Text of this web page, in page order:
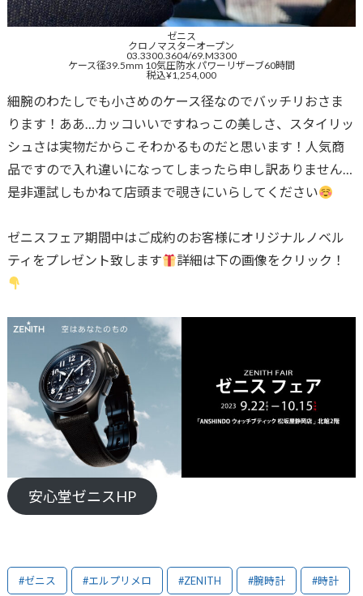
ゼニス
クロノマスターオープン
03.3300.3604/69.M3300
ケース径39.5mm 10気圧防水 パワーリザーブ60時間
税込¥1,254,000
細腕のわたしでも小さめのケース径なのでバッチリおさま
ります！ああ…カッコいいですねっこの美しさ、スタイリッ
シュさは実物だからこそわかるものだと思います！人気商
品ですので入れ違いになってしまったら申し訳ありません…
是非運試しもかねて店頭まで覗きにいらしてください
ゼニスフェア期間中はご成約のお客様にオリジナルノベル
ティをプレゼント致します
詳細は下の画像をクリック！
安心堂ゼニスHP
#ゼニス #エルプリメロ #ZENITH #腕時計 #時計